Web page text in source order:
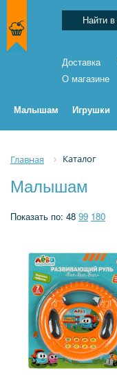
Доставка
О магазине
Малышам Игрушки
Главная Каталог
Малышам
Показать по: 48 99 180